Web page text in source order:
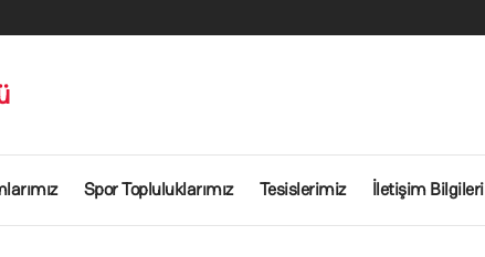
Spor Topluluklarımız Tesislerimiz İletişim Bilgileri